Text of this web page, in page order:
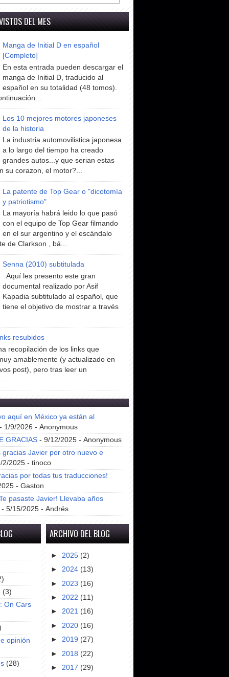
DEL MES
Manga de Initial D en español
[Completo]
En esta entrada pueden descargar el
manga de Initial D, traducido al
español en su totalidad (48 tomos).
Los 10 mejores motores japoneses
de la historia
La industria automovilistica japonesa
a lo largo del tiempo ha creado
grandes autos...y que serian estas
su corazon, el motor?...
La patente de Top Gear o "dicotomía
y patriotismo"
La mayoría habrá leido lo que pasó
con el equipo de Top Gear filmando
en el sur argentino y el escándalo
de Clarkson , bá...
Senna (2010) subtitulada
Aquí les presento este gran
documental realizado por Asif
Kapadia subtitulado al español, que
tiene el objetivo de mostrar a través
resubidos
recopilación de los links que
amablemente (y actualizado en
post), pero tras leer un
aquí en México ya están al
1/9/2026 - Anonymous
GRACIAS - 9/12/2025 - Anonymous
gracias Javier por otro nuevo e
2025 - tinoco
por todas tus traducciones!
- Gaston
pasaste Javier! Llevaba años
- 5/15/2025 - Andrés
(3)
On Cars
opinión
(28)
ARCHIVO DEL BLOG
► 2025 (2)
► 2024 (13)
► 2023 (16)
► 2022 (11)
► 2021 (16)
► 2020 (16)
► 2019 (27)
► 2018 (22)
► 2017 (29)